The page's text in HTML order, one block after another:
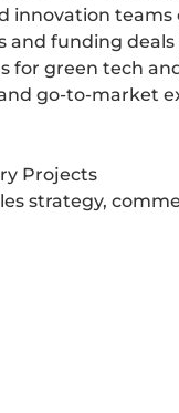
innovation teams
funding deals
for green tech
go-to-market
Projects
strategy,